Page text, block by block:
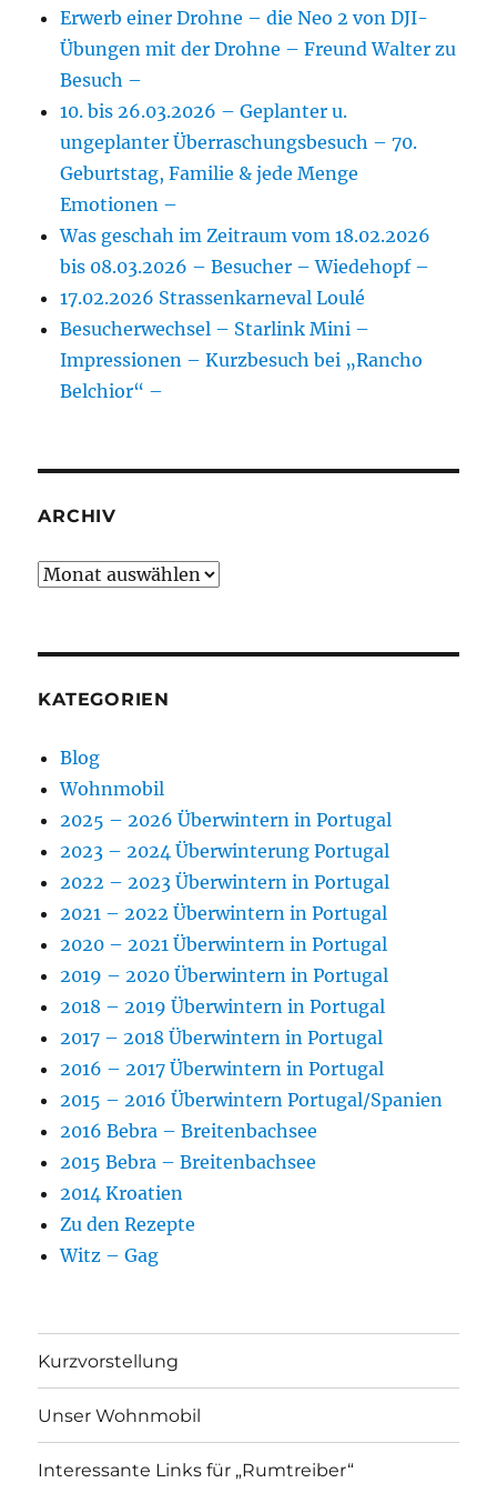
Erwerb einer Drohne – die Neo 2 von DJI-
Übungen mit der Drohne – Freund Walter zu
Besuch –
10. bis 26.03.2026 – Geplanter u.
ungeplanter Überraschungsbesuch – 70.
Geburtstag, Familie & jede Menge
Emotionen –
Was geschah im Zeitraum vom 18.02.2026
bis 08.03.2026 – Besucher – Wiedehopf –
17.02.2026 Strassenkarneval Loulé
Besucherwechsel – Starlink Mini –
Impressionen – Kurzbesuch bei „Rancho
Belchior“ –
ARCHIV
Archiv
KATEGORIEN
Blog
Wohnmobil
2025 – 2026 Überwintern in Portugal
2023 – 2024 Überwinterung Portugal
2022 – 2023 Überwintern in Portugal
2021 – 2022 Überwintern in Portugal
2020 – 2021 Überwintern in Portugal
2019 – 2020 Überwintern in Portugal
2018 – 2019 Überwintern in Portugal
2017 – 2018 Überwintern in Portugal
2016 – 2017 Überwintern in Portugal
2015 – 2016 Überwintern Portugal/Spanien
2016 Bebra – Breitenbachsee
2015 Bebra – Breitenbachsee
2014 Kroatien
Zu den Rezepte
Witz – Gag
Kurzvorstellung
Unser Wohnmobil
Interessante Links für „Rumtreiber“